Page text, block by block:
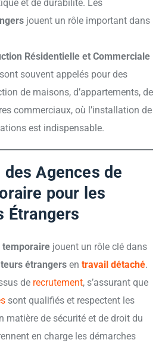
et de durabilité. Les
jouent un rôle important dans
Résidentielle et Commerciale
sont souvent appelés pour des
de maisons, d’appartements, de
commerciaux, où l’installation de
est indispensable.
des Agences de
pour les
Étrangers
temporaire jouent un rôle clé dans
étrangers en travail détaché.
de recrutement, s’assurant que
sont qualifiés et respectent les
matière de sécurité et de droit du
en charge les démarches